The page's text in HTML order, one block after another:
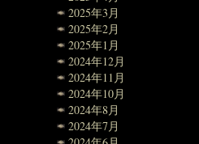
2025年3月
2025年2月
2025年1月
2024年12月
2024年11月
2024年10月
2024年8月
2024年7月